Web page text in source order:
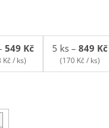
549 Kč
Kč / ks)
5 ks – 849 Kč
(170 Kč / ks)